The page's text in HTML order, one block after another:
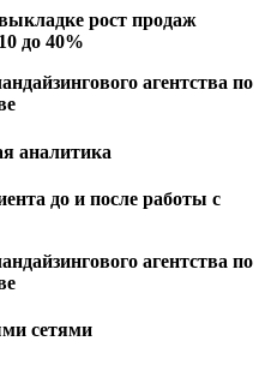
рост продаж
до 40%
аналитика
до и после работы с
сетями